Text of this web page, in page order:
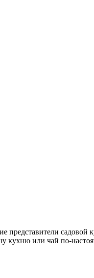
представители
кухню или чай по-